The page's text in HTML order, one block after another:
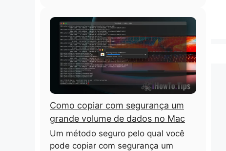
Como copiar com segurança um
grande volume de dados no Mac
Um método seguro pelo qual você
pode copiar com segurança um